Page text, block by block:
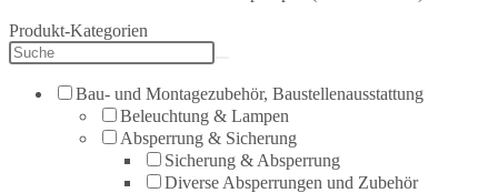
Produkt-Kategorien
Bau- und Montagezubehör, Baustellenausstattung
Beleuchtung & Lampen
Absperrung & Sicherung
Sicherung & Absperrung
Diverse Absperrungen und Zubehör